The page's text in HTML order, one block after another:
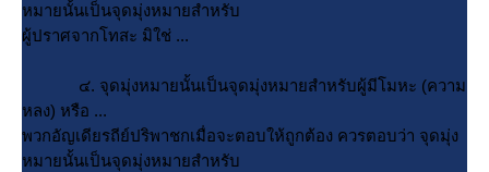
หมายนั้นเป็นจุดมุ่งหมายสำหรับ
ผู้ปราศจากโทสะ มิใช่ ...
๔. จุดมุ่งหมายนั้นเป็นจุดมุ่งหมายสำหรับผู้มีโมหะ (ความ
หลง) หรือ ...
พวกอัญเดียรถีย์ปริพาชกเมื่อจะตอบให้ถูกต้อง ควรตอบว่า จุดมุ่ง
หมายนั้นเป็นจุดมุ่งหมายสำหรับ